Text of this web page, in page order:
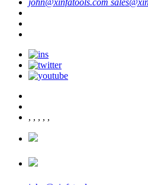
, , , , ,